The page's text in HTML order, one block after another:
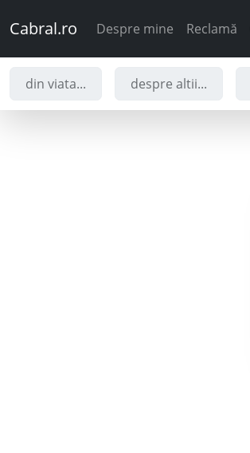
Cabral.ro Despre mine Reclamă
din viata... despre altii...